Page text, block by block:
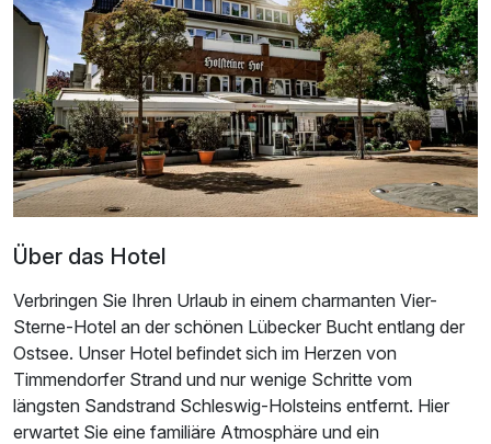
Doppelzimmer zur Einzelnutzung
1 Erwachsenen
Über das Hotel
Verbringen Sie Ihren Urlaub in einem charmanten Vier-
Sterne-Hotel an der schönen Lübecker Bucht entlang der
Ostsee. Unser Hotel befindet sich im Herzen von
Timmendorfer Strand und nur wenige Schritte vom
längsten Sandstrand Schleswig-Holsteins entfernt. Hier
erwartet Sie eine familiäre Atmosphäre und ein